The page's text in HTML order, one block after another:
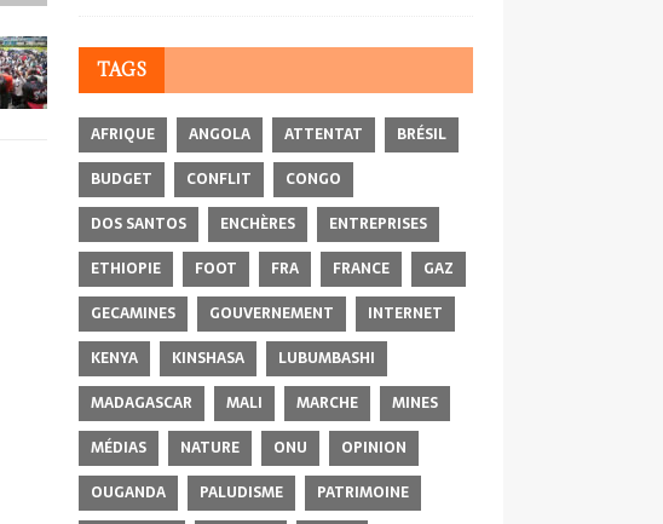
TAGS
AFRIQUE ANGOLA ATTENTAT
BRÉSIL
BUDGET
CONFLIT
CONGO
DOS SANTOS
ENCHÈRES
ENTREPRISES
ETHIOPIE
FOOT FRA FRANCE
GAZ
GECAMINES
GOUVERNEMENT
INTERNET
KENYA
KINSHASA
LUBUMBASHI
MADAGASCAR
MALI MARCHE
MINES
MÉDIAS
NATURE ONU
OPINION
OUGANDA
PALUDISME PATRIMOINE